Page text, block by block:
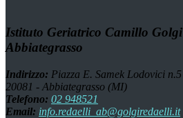
Istituto Geriatrico Camillo Golgi
Abbiategrasso
Indirizzo: Piazza E. Samek Lodovici n.5
20081 - Abbiategrasso (MI)
Telefono: 02 948521
Email: info.redaelli_ab@golgiredaelli.it